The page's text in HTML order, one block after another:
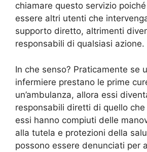
chiamare questo servizio
essere altri utenti che
supporto diretto, altrimenti
responsabili di qualsiasi azione.
In che senso? Praticamente se
infermiere prestano le prime
un’ambulanza, allora essi
responsabili diretti di quello
essi hanno compiuti delle
alla tutela e protezioni della
possono essere denunciati per